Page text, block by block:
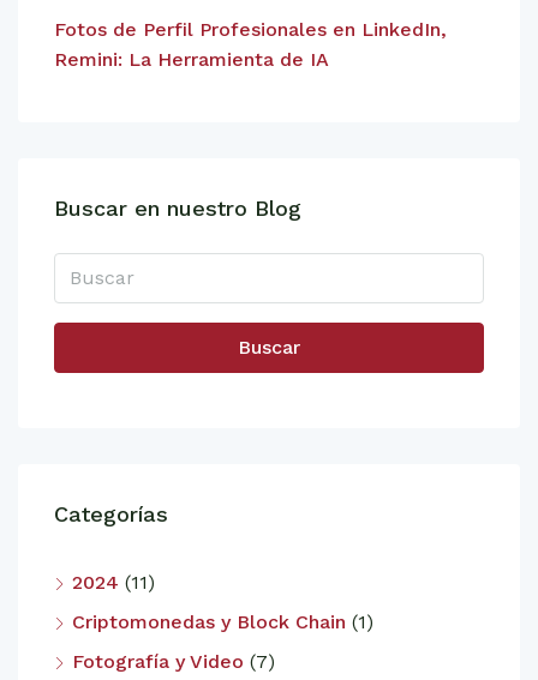
Fotos de Perfil Profesionales en LinkedIn,
Remini: La Herramienta de IA
Buscar en nuestro Blog
Buscar
Categorías
2024 (11)
Criptomonedas y Block Chain (1)
Fotografía y Video (7)